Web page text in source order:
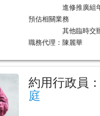
進修推廣組年
預估相關業務
其他臨時交辦
職務代理：陳麗華
約用行政員：
庭